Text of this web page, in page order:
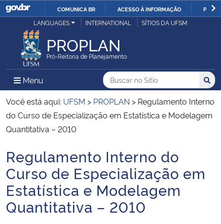
IR
O
COMUNICA BR ACESSO À INFORMAÇÃO
Ministério da Justiça e Segurança Pública
Ministério da Defesa
Ministério das Relações Exteriores
Ministério da Economia
Ministério da Infraestrutura
Ministério da Agricultura, Pecuária e Abastecimento
Ministério da Educação
LANGUAGES INTERNATIONAL SÍTIOS DA UFSM
PROPLAN
Pró-Reitoria de Planejamento
Menu Menu Principal do Sítio
Busca
Buscar no no Sítio
Busca:
Você está aqui: UFSM > PROPLAN > Regulamento Interno
do Curso de Especialização em Estatística e Modelagem
Quantitativa – 2010
Início do conteúdo
Regulamento Interno do
Curso de Especialização em
Estatística e Modelagem
Quantitativa – 2010